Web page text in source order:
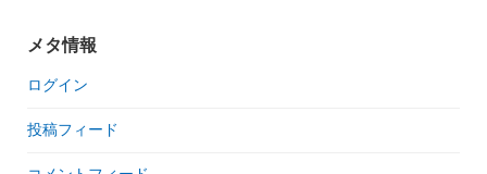
メタ情報
ログイン
投稿フィード